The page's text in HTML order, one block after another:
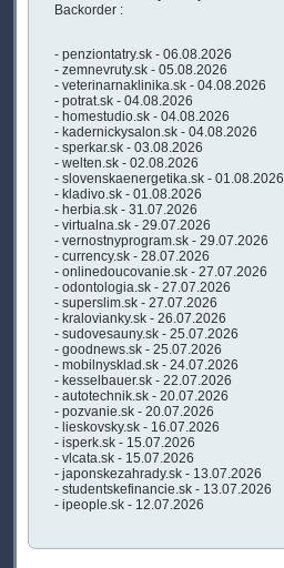
Backorder :
- penziontatry.sk - 06.08.2026
- zemnevruty.sk - 05.08.2026
- veterinarnaklinika.sk - 04.08.2026
- potrat.sk - 04.08.2026
- homestudio.sk - 04.08.2026
- kadernickysalon.sk - 04.08.2026
- sperkar.sk - 03.08.2026
- welten.sk - 02.08.2026
- slovenskaenergetika.sk - 01.08.2026
- kladivo.sk - 01.08.2026
- herbia.sk - 31.07.2026
- virtualna.sk - 29.07.2026
- vernostnyprogram.sk - 29.07.2026
- currency.sk - 28.07.2026
- onlinedoucovanie.sk - 27.07.2026
- odontologia.sk - 27.07.2026
- superslim.sk - 27.07.2026
- kralovianky.sk - 26.07.2026
- sudovesauny.sk - 25.07.2026
- goodnews.sk - 25.07.2026
- mobilnysklad.sk - 24.07.2026
- kesselbauer.sk - 22.07.2026
- autotechnik.sk - 20.07.2026
- pozvanie.sk - 20.07.2026
- lieskovsky.sk - 16.07.2026
- isperk.sk - 15.07.2026
- vlcata.sk - 15.07.2026
- japonskezahrady.sk - 13.07.2026
- studentskefinancie.sk - 13.07.2026
- ipeople.sk - 12.07.2026